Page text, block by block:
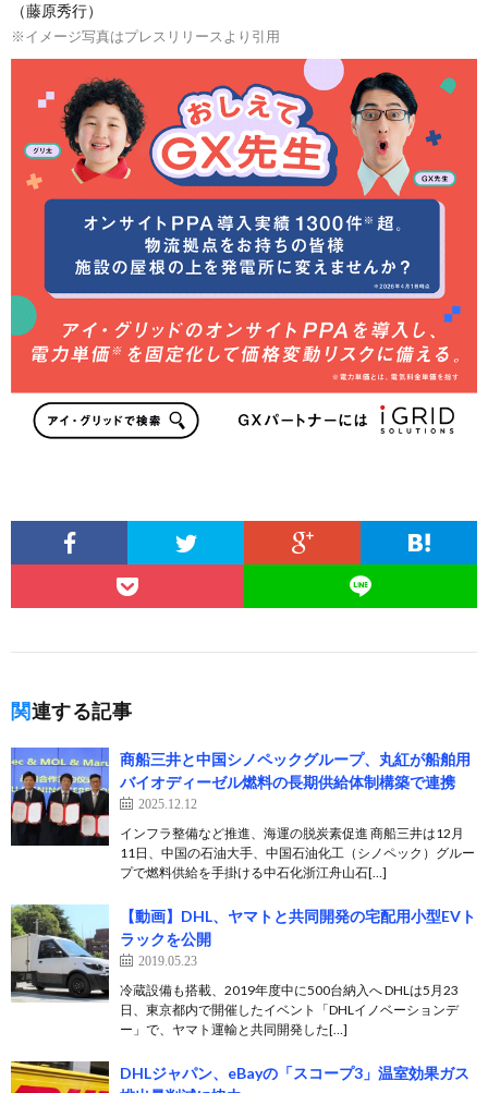
（藤原秀行）
※イメージ写真はプレスリリースより引用
関連する記事
商船三井と中国シノペックグループ、丸紅が船舶用
バイオディーゼル燃料の長期供給体制構築で連携
2025.12.12
インフラ整備など推進、海運の脱炭素促進 商船三井は12月
11日、中国の石油大手、中国石油化工（シノペック）グルー
プで燃料供給を手掛ける中石化浙江舟山石[…]
【動画】DHL、ヤマトと共同開発の宅配用小型EVト
ラックを公開
2019.05.23
冷蔵設備も搭載、2019年度中に500台納入へ DHLは5月23
日、東京都内で開催したイベント「DHLイノベーションデ
ー」で、ヤマト運輸と共同開発した[…]
DHLジャパン、eBayの「スコープ3」温室効果ガス